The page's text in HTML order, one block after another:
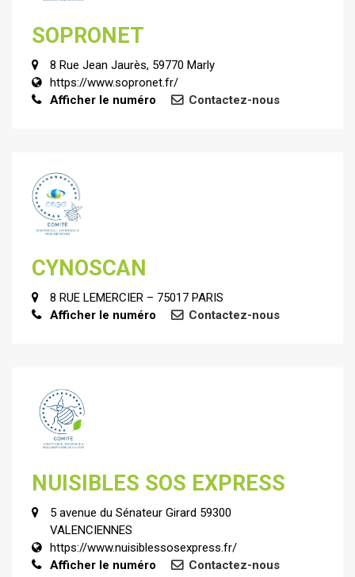
SOPRONET
8 Rue Jean Jaurès, 59770 Marly
https://www.sopronet.fr/
Afficher le numéro
Contactez-nous
CYNOSCAN
8 RUE LEMERCIER – 75017 PARIS
Afficher le numéro
Contactez-nous
NUISIBLES SOS EXPRESS
5 avenue du Sénateur Girard 59300
VALENCIENNES
https://www.nuisiblessosexpress.fr/
Afficher le numéro
Contactez-nous